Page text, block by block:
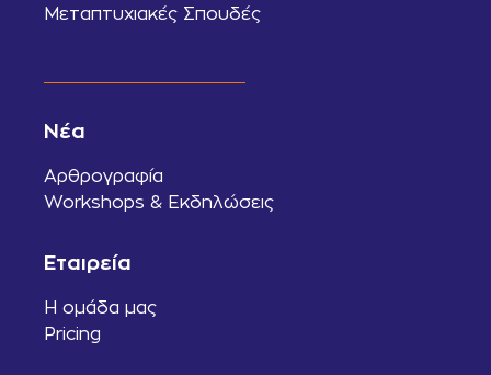
Μεταπτυχιακές Σπουδές
Νέα
Αρθρογραφία
Workshops & Εκδηλώσεις
Εταιρεία
Η ομάδα μας
Pricing